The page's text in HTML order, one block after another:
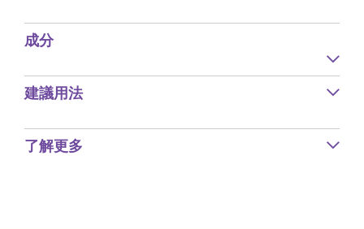
成分
建議用法
了解更多